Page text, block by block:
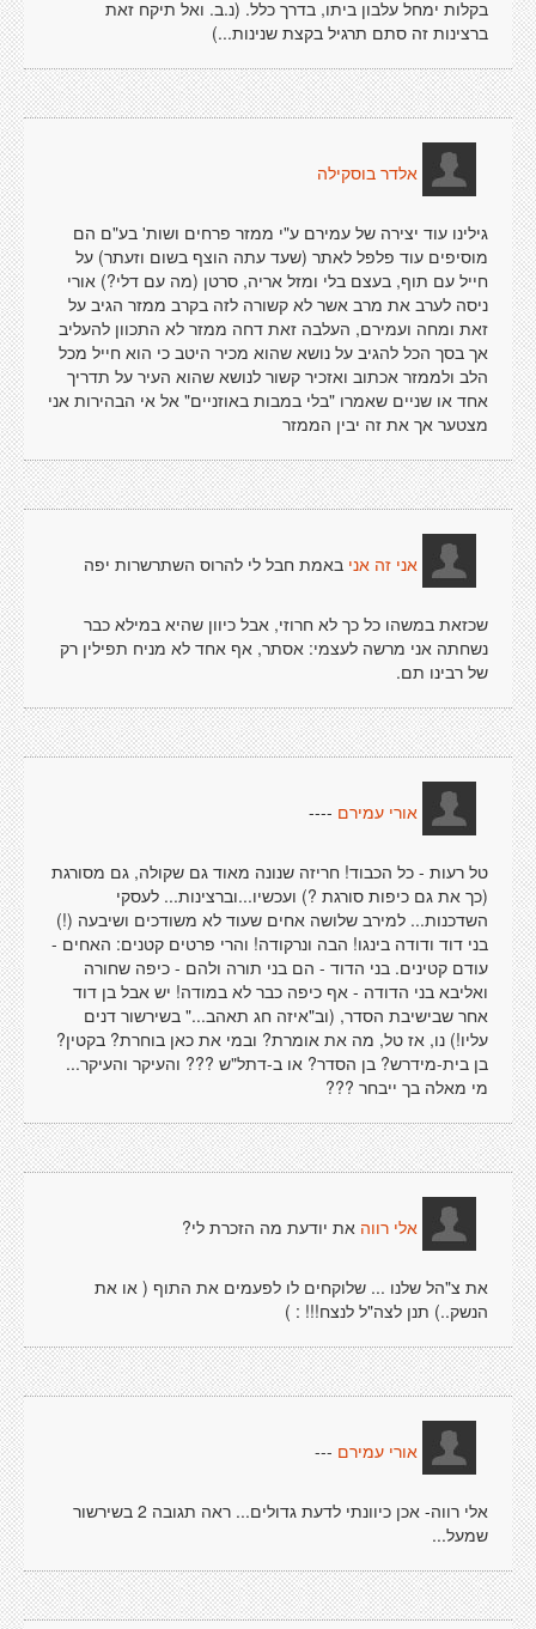
בקלות ימחל עלבון ביתו, בדרך כלל. (נ.ב. ואל תיקח זאת
ברצינות זה סתם תרגיל בקצת שנינות...)
אלדר בוסקילה
גילינו עוד יצירה של עמירם ע"י ממזר פרחים ושות' בע"ם הם
מוסיפים עוד פלפל לאתר (שעד עתה הוצף בשום וזעתר) על
חייל עם תוף, בעצם בלי ומזל אריה, סרטן (מה עם דלי?) אורי
ניסה לערב את מרב אשר לא קשורה לזה בקרב ממזר הגיב על
זאת ומחה ועמירם, העלבה זאת דחה ממזר לא התכוון להעליב
אך בסך הכל להגיב על נושא שהוא מכיר היטב כי הוא חייל מכל
הלב ולממזר אכתוב ואזכיר קשור לנושא שהוא העיר על תדריך
אחד או שניים שאמרו "בלי במבות באוזניים" אל אי הבהירות אני
מצטער אך את זה יבין הממזר
אני זה אני באמת חבל לי להרוס השתרשרות יפה
שכזאת במשהו כל כך לא חרוזי, אבל כיוון שהיא במילא כבר
נשחתה אני מרשה לעצמי: אסתר, אף אחד לא מניח תפילין רק
של רבינו תם.
אורי עמירם ----
טל רעות - כל הכבוד! חריזה שנונה מאוד גם שקולה, גם מסורגת
(כך את גם כיפות סורגת ?) ועכשיו...וברצינות... לעסקי
השדכנות... למירב שלושה אחים שעוד לא משודכים ושיבעה (!)
בני דוד ודודה בינגו! הבה ונרקודה! והרי פרטים קטנים: האחים -
עודם קטינים. בני הדוד - הם בני תורה ולהם - כיפה שחורה
ואליבא בני הדודה - אף כיפה כבר לא במודה! יש אבל בן דוד
אחר שבישיבת הסדר, (וב"איזה חג תאהב..." בשירשור דנים
עליו!) נו, אז טל, מה את אומרת? ובמי את כאן בוחרת? בקטין?
בן בית-מידרש? בן הסדר? או ב-דתל"ש ??? והעיקר והעיקר...
מי מאלה בך ייבחר ???
אלי רווה את יודעת מה הזכרת לי?
את צ"הל שלנו ... שלוקחים לו לפעמים את התוף ( או את
הנשק..) תנן לצה"ל לנצח!!! : )
אורי עמירם ---
אלי רווה- אכן כיוונתי לדעת גדולים... ראה תגובה 2 בשירשור
שמעל...